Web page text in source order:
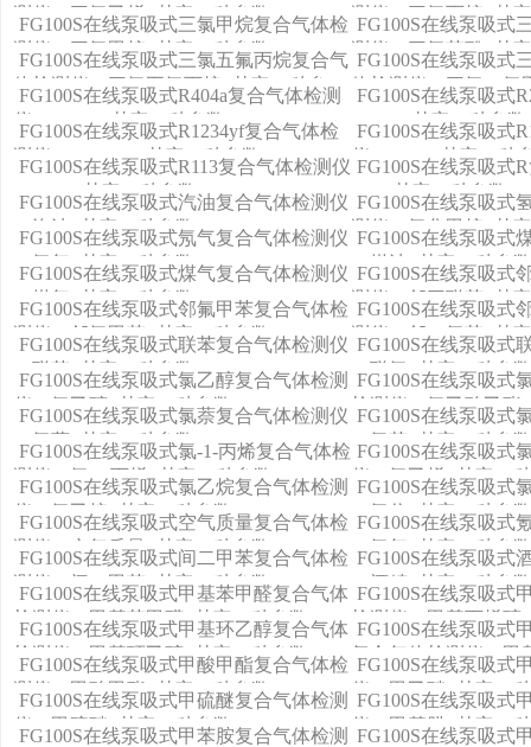
测仪（三氯乙烯+其它11种参数）
测仪（三氯丙烷+其
FG100S在线泵吸式三氯甲烷复合气体检
测仪（三氯甲烷+其它11种参数）
FG100S在线泵吸式
测仪（三氯苯酚+其
FG100S在线泵吸式三氯五氟丙烷复合气
体检测仪（三氯五氟丙烷+其它11种参
数）
FG100S在线泵吸式
体检测仪（三氯一氟
FG100S在线泵吸式R404a复合气体检测
仪（R404a+其它11种参数）
FG100S在线泵吸式
（R22+其它11种参数
FG100S在线泵吸式R1234yf复合气体检
测仪（R1234yf+其它11种参数）
FG100S在线泵吸式
仪（R123+其它11种
FG100S在线泵吸式R113复合气体检测仪
（R113+其它11种参数）
FG100S在线泵吸式
（R+其它11种参数）
FG100S在线泵吸式汽油复合气体检测仪
（汽油+其它11种参数）
FG100S在线泵吸式
测仪（氢化甲烷+其
FG100S在线泵吸式氖气复合气体检测仪
（氖气+其它11种参数）
FG100S在线泵吸式
（煤油+其它11种参
FG100S在线泵吸式煤气复合气体检测仪
（煤气+其它11种参数）
FG100S在线泵吸式
测仪（邻三联苯+其
FG100S在线泵吸式邻氟甲苯复合气体检
测仪（邻氟甲苯+其它11种参数）
FG100S在线泵吸式
测仪（邻二氯苯+其
FG100S在线泵吸式联苯复合气体检测仪
（联苯+其它11种参数）
FG100S在线泵吸式
（联氨+其它11种参
FG100S在线泵吸式氯乙醇复合气体检测
仪（氯乙醇+其它11种参数）
FG100S在线泵吸式
检测仪（氯乙酸乙酯
FG100S在线泵吸式氯萘复合气体检测仪
（氯萘+其它11种参数）
FG100S在线泵吸式
（氯苯+其它11种参
FG100S在线泵吸式氯-1-丙烯复合气体检
测仪（氯-1-丙烯+其它11种参数）
FG100S在线泵吸式
仪（氯乙烯+其它11
FG100S在线泵吸式氯乙烷复合气体检测
仪（氯乙烷+其它11种参数）
FG100S在线泵吸式
（氯仿+其它11种参
FG100S在线泵吸式空气质量复合气体检
测仪（空气质量+其它11种参数）
FG100S在线泵吸式
（氪气+其它11种参
FG100S在线泵吸式间二甲苯复合气体检
测仪（间二甲苯+其它11种参数）
FG100S在线泵吸式
（酒精+其它11种参
FG100S在线泵吸式甲基苯甲醛复合气体
检测仪（甲基苯甲醛+其它11种参数）
FG100S在线泵吸式
检测仪（甲基丙烯醇
FG100S在线泵吸式甲基环乙醇复合气体
检测仪（甲基环乙醇+其它11种参数）
FG100S在线泵吸式
复合气体检测仪（甲
+其它11种参数）
FG100S在线泵吸式甲酸甲酯复合气体检
测仪（甲酸甲酯+其它11种参数）
FG100S在线泵吸式
仪（甲乙醚+其它11
FG100S在线泵吸式甲硫醚复合气体检测
仪（甲硫醚+其它11种参数）
FG100S在线泵吸式
仪（甲基肼+其它11
FG100S在线泵吸式甲苯胺复合气体检测 FG100S在线泵吸式